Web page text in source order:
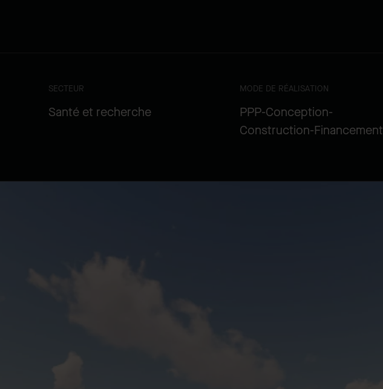
SECTEUR
Santé et recherche
MODE DE RÉALISATION
PPP-Conception-
Construction-Financement